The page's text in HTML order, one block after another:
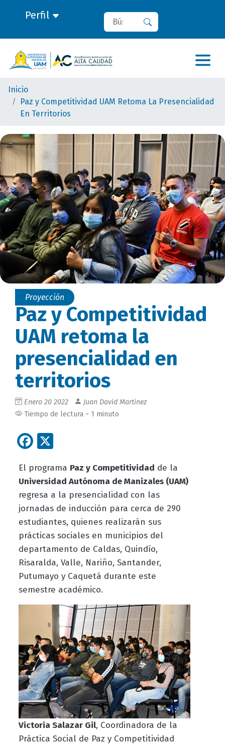
Perfil Buscar
Inicio
Paz y Competitividad UAM Retoma La Presencialidad
En Territorios
Proyección
Paz y Competitividad
UAM retoma la
presencialidad en
territorios
Enero 20 2022
Juan David Martinez
Tiempo de lectura ~ 1 minuto
Facebook
El programa Paz y Competitividad de la
Universidad Autónoma de Manizales (UAM)
regresa a la presencialidad con las
jornadas de inducción para cerca de 290
estudiantes, quienes realizarán sus
prácticas sociales en municipios del
departamento de Caldas, Quindío,
Risaralda, Valle, Nariño, Santander,
Putumayo y Caquetá durante este
semestre académico.
Victoria Salazar Gil, Coordinadora de la
Práctica Social de Paz y Competitividad